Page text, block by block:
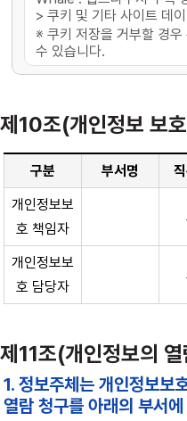
> 쿠키 및 기타 사이트 데이
※ 쿠키 저장을 거부할 경
수 있습니다.
제10조(개인정보 보
구분 부서명
개인정보보
호 책임자
개인정보보
호 담당자
제11조(개인정보의
1. 정보주체는 개인정보보
열람 청구를 아래의 부서